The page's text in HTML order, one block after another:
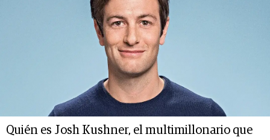
Quién es Josh Kushner, el multimillonario que